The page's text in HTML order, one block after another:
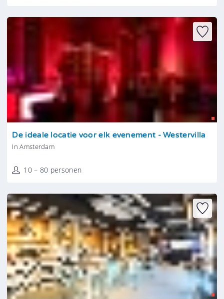
Tonen
De ideale locatie voor elk evenement - Westervilla
In Amsterdam
10 – 80 personen